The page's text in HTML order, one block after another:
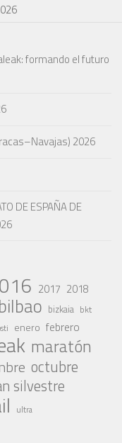
formando el futuro
2026
DE ESPAÑA DE
2017 2018
bilbao bizkaia bkt
enero febrero
maratón
octubre
silvestre
ultra